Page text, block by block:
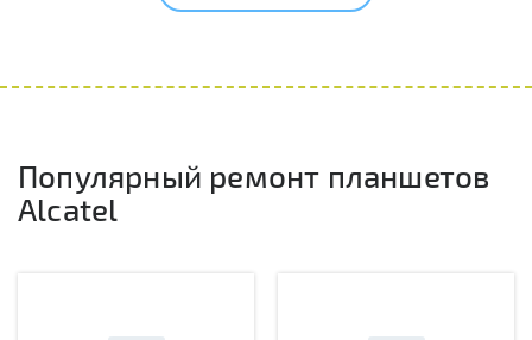
Популярный ремонт планшетов
Alcatel